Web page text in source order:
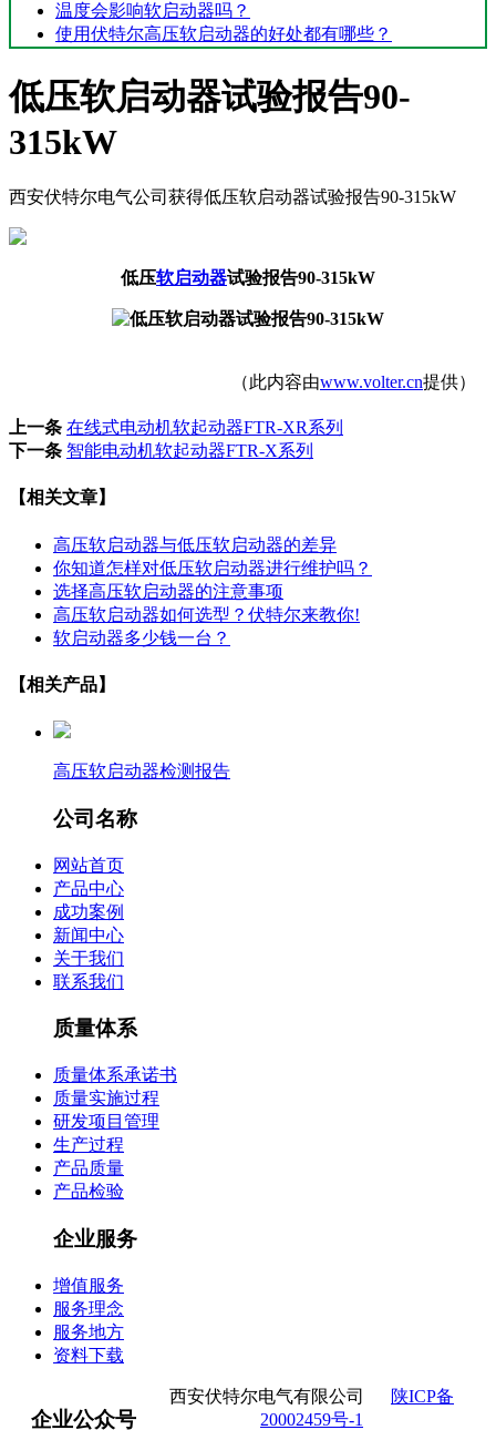
温度会影响软启动器吗？
使用伏特尔高压软启动器的好处都有哪些？
低压软启动器试验报告90-
315kW
西安伏特尔电气公司获得低压软启动器试验报告90-315kW
低压软启动器试验报告90-315kW
（此内容由www.volter.cn提供）
上一条 在线式电动机软起动器FTR-XR系列
下一条 智能电动机软起动器FTR-X系列
【相关文章】
高压软启动器与低压软启动器的差异
你知道怎样对低压软启动器进行维护吗？
选择高压软启动器的注意事项
高压软启动器如何选型？伏特尔来教你!
软启动器多少钱一台？
【相关产品】
高压软启动器检测报告
公司名称
网站首页
产品中心
成功案例
新闻中心
关于我们
联系我们
质量体系
质量体系承诺书
质量实施过程
研发项目管理
生产过程
产品质量
产品检验
企业服务
增值服务
服务理念
服务地方
资料下载
企业公众号
西安伏特尔电气有限公司
陕ICP备
20002459号-1